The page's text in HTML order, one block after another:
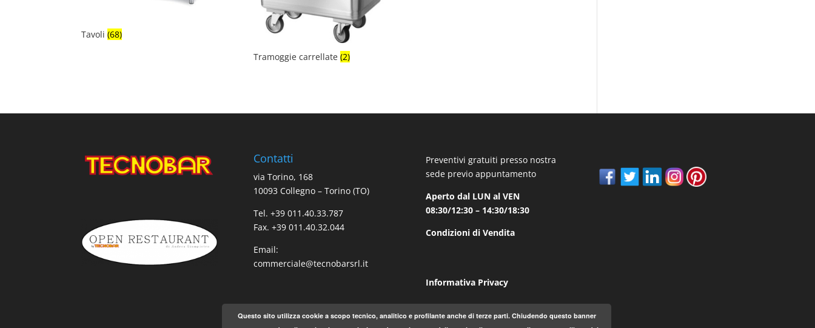
Tavoli(68)
Tramoggie carrellate (2)
Contatti
via Torino, 168
10093 Collegno – Torino (TO)
Tel. +39 011.40.33.787
Fax. +39 011.40.32.044
Email:
commerciale@tecnobarsrl.it
Preventivi gratuiti presso nostra
sede previo appuntamento
Aperto dal LUN al VEN
08:30/12:30 – 14:30/18:30
Condizioni di Vendita
Informativa Privacy
Questo sito utilizza cookie a scopo tecnico, analitico e profilante anche di terze parti. Chiudendo questo banner